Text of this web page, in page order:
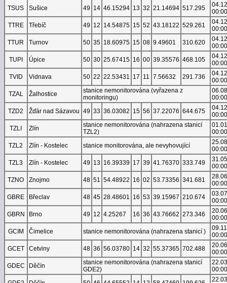
TSUS
Sušice 49 14 46.15294 13 32 21.14694 517.295
00:00
TTRE
Třebíč 49 12 14.54875 15 52 43.18122 529.261
00:00
TTUR
Turnov 50 35 18.60975 15 08 9.49601 310.620
00:00
TUPI
Úpice 50 30 25.67415 16 00 39.35576 468.105
00:00
TVID
Vidnava 50 22 22.53431 17 11 7.56632 291.736
00:00
TZAL
Žalhostice
stanice nemonitorována (vyřazena z
monitoringu)
00:00
TZD2
Žďár nad Sázavou 49 33 36.03082 15 56 37.22076 644.675
00:00
TZLI
Zlín
stanice nemonitorována (nahrazena stanicí
TZL2)
00:00
TZL2
Zlín - Kostelec stanice monitorována, ale nevyhovující
00:00
TZL3
Zlín - Kostelec 49 13 16.39339 17 39 41.76370 333.749
00:00
TZNO
Znojmo 48 51 54.48922 16 02 53.73356 341.681
00:00
GBRE
Břeclav 48 45 28.48601 16 53 39.15967 210.674
00:00
GBRN
Brno 49 12 4.25267 16 36 43.76662 273.346
00:00
GCIM
Čimelice stanice nemonitorována (nahrazena stanicí )
00:00
GCET
Cetviny 48 36 56.03780 14 32 55.37365 702.488
00:00
GDEC
Děčín
stanice nemonitorována (nahrazena stanicí
GDE2)
00:00